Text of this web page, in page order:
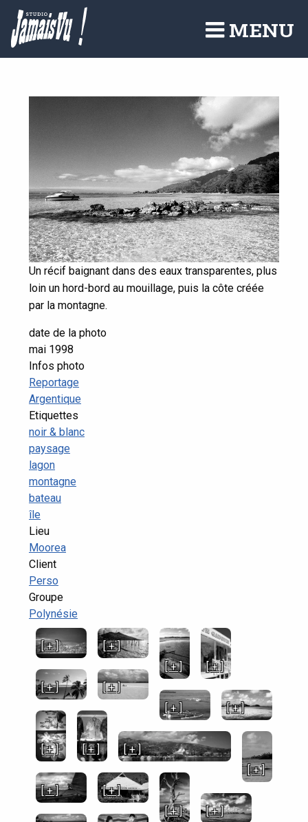
Aller
contenu
principal
MENU
Un récif baignant dans des eaux transparentes, plus
loin un hord-bord au mouillage, puis la côte créée
par la montagne.
date de la photo
mai 1998
Infos photo
Reportage
Argentique
Etiquettes
noir & blanc
paysage
lagon
montagne
bateau
île
Lieu
Moorea
Client
Perso
Groupe
Polynésie
[ + ]
[ + ]
[ + ]
[ + ]
[ + ]
[ + ]
[ + ]
[ + ]
[ + ] [ + ] [ + ]
[ + ]
[ + ]
[ + ]
[ + ]
[ + ]